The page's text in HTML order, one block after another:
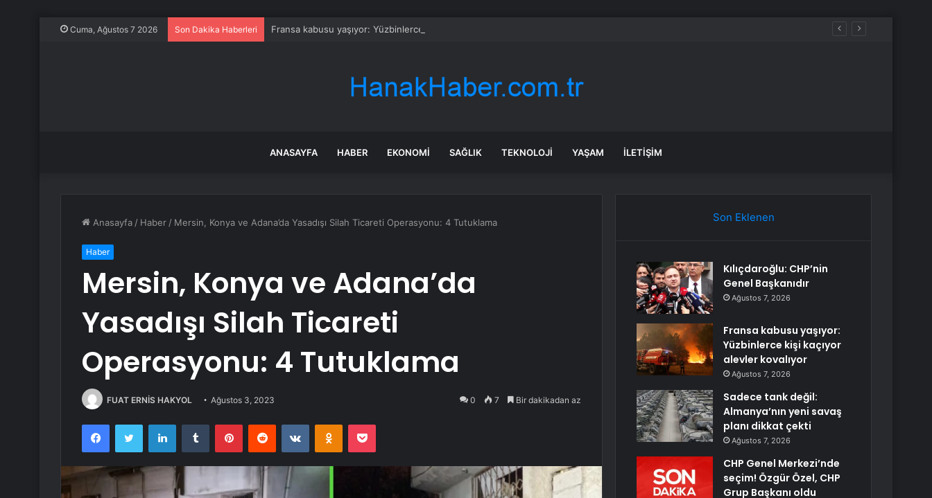
Cuma, Ağustos 7 2026 Son Dakika Haberleri Fransa kabusu yaşıyor: Yüzbinlerce kişi kaçıyor alevler kovalıyor
ANASAYFA HABER EKONOMI SAĞLIK TEKNOLOJI YAŞAM İLETIŞIM
Anasayfa / Haber / Mersin, Konya ve Adana’da Yasadışı Silah Ticareti Operasyonu: 4 Tutuklama
Haber
Mersin, Konya ve Adana’da
Yasadışı Silah Ticareti
Operasyonu: 4 Tutuklama
FUAT ERNİS HAKYOL Ağustos 3, 2023 0 7 Bir dakikadan az
FacebookTwitter LinkedInTumblr PinterestReddit VKontakteOdnoklassniki
Pocket
Son Eklenen
Kılıçdaroğlu: CHP’nin
Genel Başkanıdır
Ağustos 7, 2026
Fransa kabusu yaşıyor:
Yüzbinlerce kişi kaçıyor
alevler kovalıyor
Ağustos 7, 2026
Sadece tank değil:
Almanya’nın yeni savaş
planı dikkat çekti
Ağustos 7, 2026
CHP Genel Merkezi’nde
seçim! Özgür Özel, CHP
Grup Başkanı oldu